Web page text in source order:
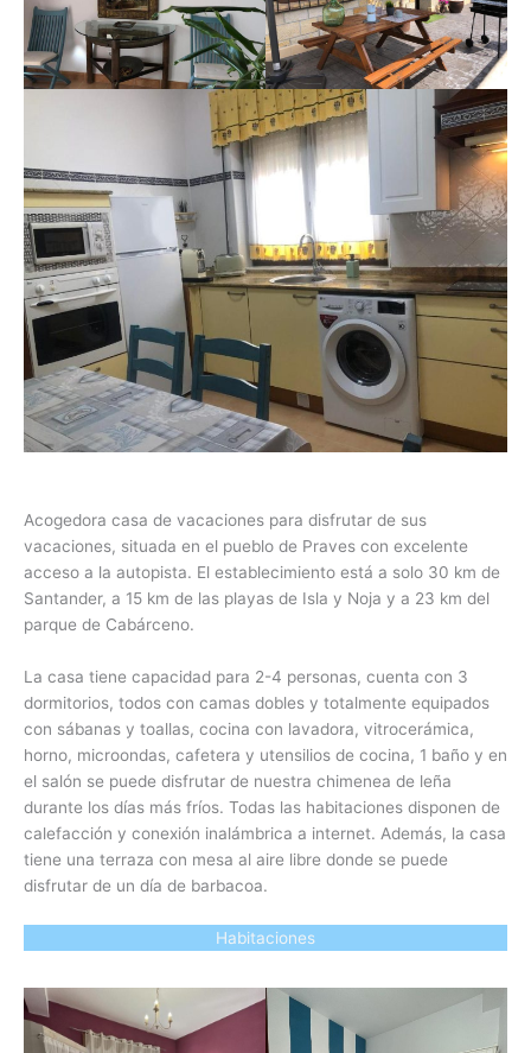
Acogedora casa de vacaciones para disfrutar de sus
vacaciones, situada en el pueblo de Praves con excelente
acceso a la autopista. El establecimiento está a solo 30 km de
Santander, a 15 km de las playas de Isla y Noja y a 23 km del
parque de Cabárceno.
La casa tiene capacidad para 2-4 personas, cuenta con 3
dormitorios, todos con camas dobles y totalmente equipados
con sábanas y toallas, cocina con lavadora, vitrocerámica,
horno, microondas, cafetera y utensilios de cocina, 1 baño y en
el salón se puede disfrutar de nuestra chimenea de leña
durante los días más fríos. Todas las habitaciones disponen de
calefacción y conexión inalámbrica a internet. Además, la casa
tiene una terraza con mesa al aire libre donde se puede
disfrutar de un día de barbacoa.
Habitaciones